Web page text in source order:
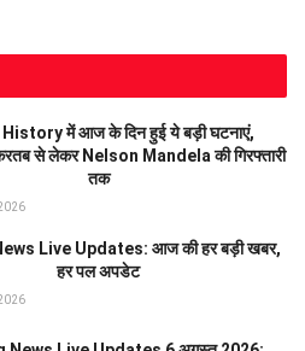
में आज के दिन हुई ये बड़ी घटनाएं,
से लेकर Nelson Mandela की गिरफ्तारी
तक
Live Updates: आज की हर बड़ी खबर,
हर पल अपडेट